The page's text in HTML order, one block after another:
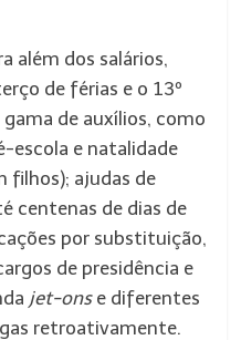
além dos salários,
de férias e o 13º
de auxílios, como
escola e natalidade
filhos); ajudas de
centenas de dias de
por substituição,
de presidência e
jet-onse diferentes
retroativamente.